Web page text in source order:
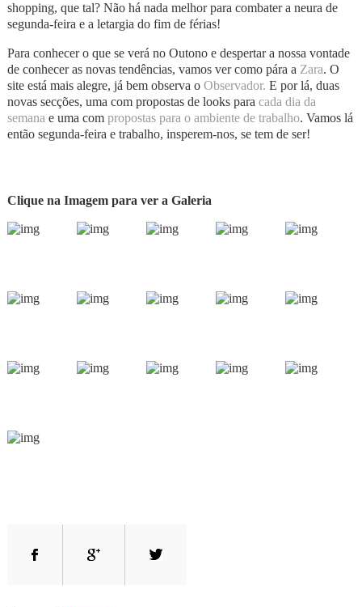
shopping, que tal? Não há nada melhor para combater a neura de
segunda-feira e a letargia do fim de férias!
Para conhecer o que se verá no Outono e despertar a nossa vontade
de conhecer as novas tendências, vamos ver como pára a Zara. O
site está mais alegre, já bem observa o Observador. E por lá, duas
novas secções, uma com propostas de looks paracada dia da
semanae uma com propostas para o ambiente de trabalho. Vamos lá
então segunda-feira e trabalho, insperem-nos, se tem de ser!
Clique na Imagem para ver a Galeria